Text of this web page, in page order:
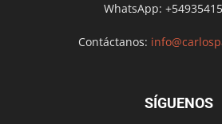
WhatsApp:
Contáctanos:
SÍGUENOS